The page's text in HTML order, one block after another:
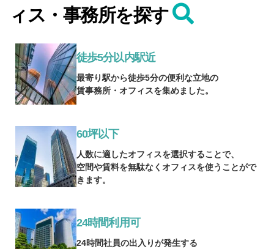
ィス・事務所を探す
徒歩5分以内駅近
最寄り駅から徒歩5分の便利な立地の
賃事務所・オフィスを集めました。
60坪以下
人数に適したオフィスを選択することで、
空間や賃料を無駄なくオフィスを使うことがで
きます。
24時間利用可
24時間社員の出入りが発生する